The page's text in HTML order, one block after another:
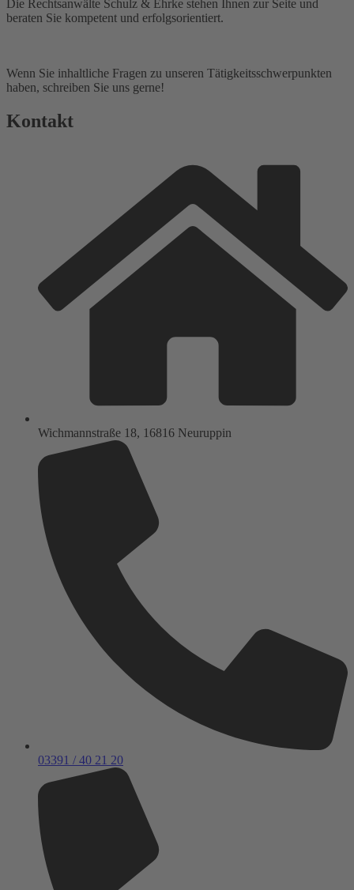
Die Rechtsanwälte Schulz & Ehrke stehen Ihnen zur Seite und
beraten Sie kompetent und erfolgsorientiert.
Wenn Sie inhaltliche Fragen zu unseren Tätigkeitsschwerpunkten
haben, schreiben Sie uns gerne!
Kontakt
Wichmannstraße 18, 16816 Neuruppin
03391 / 40 21 20